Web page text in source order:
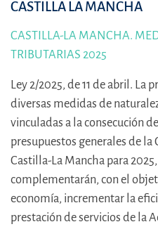
CASTILLA LA MANCHA
CASTILLA-LA MANCHA.
TRIBUTARIAS 2025
Ley 2/2025, de 11 de abril. La
diversas medidas de
vinculadas a la consecución
presupuestos generales de
Castilla-La Mancha para
complementarán, con el
economía, incrementar la
prestación de servicios de la